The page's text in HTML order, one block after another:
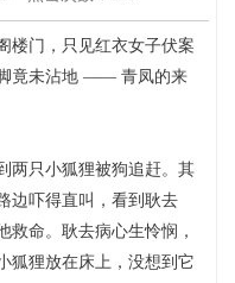
楼门，只见红衣女子伏案
竟未沾地 —— 青凤的来
两只小狐狸被狗追赶。其
边吓得直叫，看到耿去
救命。耿去病心生怜悯，
狐狸放在床上，没想到它